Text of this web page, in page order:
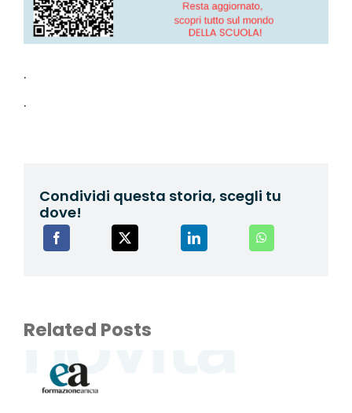
.
.
Condividi questa storia, scegli tu
dove!
Related Posts